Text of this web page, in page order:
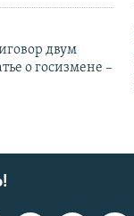
двум
о госизмене –